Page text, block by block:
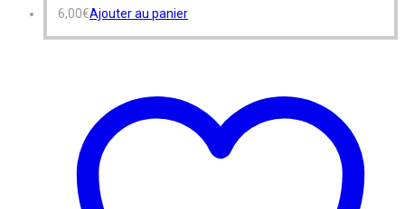
6,00€Ajouter au panier